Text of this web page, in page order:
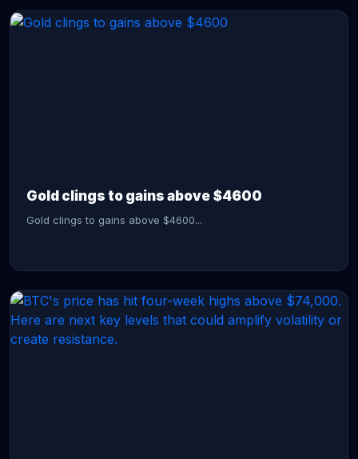
Gold clings to gains above $4600
Gold clings to gains above $4600...